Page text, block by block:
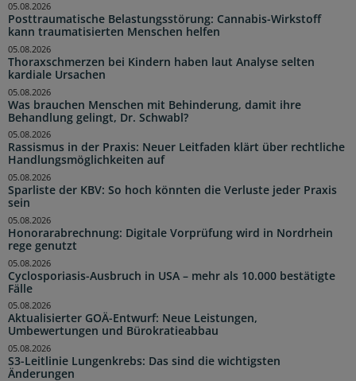
Posttraumatische Belastungsstörung: Cannabis-Wirkstoff
kann traumatisierten Menschen helfen
05.08.2026
Thoraxschmerzen bei Kindern haben laut Analyse selten
kardiale Ursachen
05.08.2026
Was brauchen Menschen mit Behinderung, damit ihre
Behandlung gelingt, Dr. Schwabl?
05.08.2026
Rassismus in der Praxis: Neuer Leitfaden klärt über rechtliche
Handlungsmöglichkeiten auf
05.08.2026
Sparliste der KBV: So hoch könnten die Verluste jeder Praxis
sein
05.08.2026
Honorarabrechnung: Digitale Vorprüfung wird in Nordrhein
rege genutzt
05.08.2026
Cyclosporiasis-Ausbruch in USA – mehr als 10.000 bestätigte
Fälle
05.08.2026
Aktualisierter GOÄ-Entwurf: Neue Leistungen,
Umbewertungen und Bürokratieabbau
05.08.2026
S3-Leitlinie Lungenkrebs: Das sind die wichtigsten
Änderungen
05.08.2026